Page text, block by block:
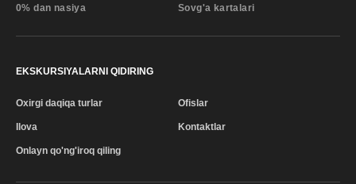
0% dan nasiya Sovg'a kartalari
EKSKURSIYALARNI QIDIRING
Oxirgi daqiqa turlar
Ilova
Onlayn qo'ng'iroq qiling
Ofislar
Kontaktlar